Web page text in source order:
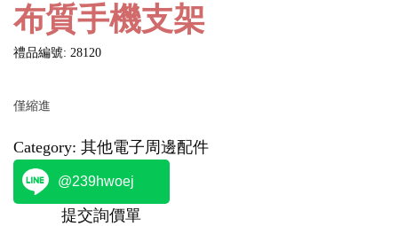
布質手機支架
禮品編號: 28120
僅縮進
Category: 其他電子周邊配件
@239hwoej
提交詢價單